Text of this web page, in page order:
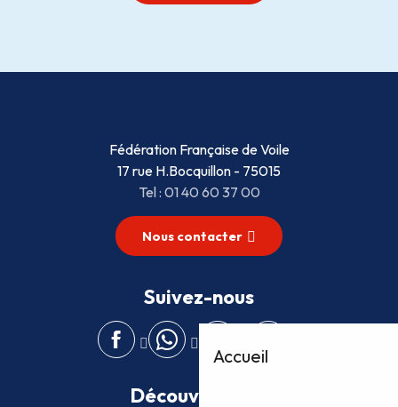
Accueil
Fédération Française de Voile
17 rue H.Bocquillon - 75015
Tel : 01 40 60 37 00
Nous contacter
Suivez-nous
Découvrez plus